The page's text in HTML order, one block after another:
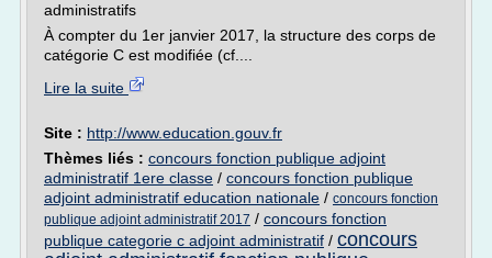
administratifs
À compter du 1er janvier 2017, la structure des corps de
catégorie C est modifiée (cf....
Lire la suite
Site : http://www.education.gouv.fr
Thèmes liés : concours fonction publique adjoint
administratif 1ere classe / concours fonction publique
adjoint administratif education nationale / concours fonction
publique adjoint administratif 2017 / concours fonction
publique categorie c adjoint administratif / concours